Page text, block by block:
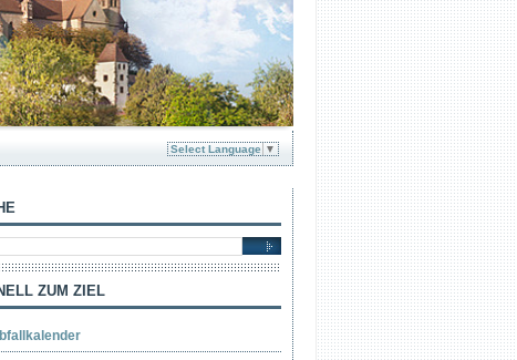
Select Language ▼
ZUM ZIEL